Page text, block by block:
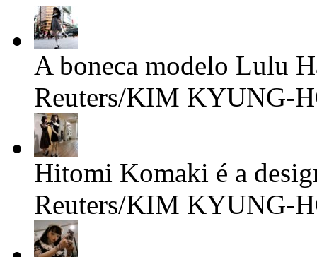
A boneca modelo Lulu
Reuters/KIM KYUNG-
Hitomi Komaki é a
Reuters/KIM KYUNG-